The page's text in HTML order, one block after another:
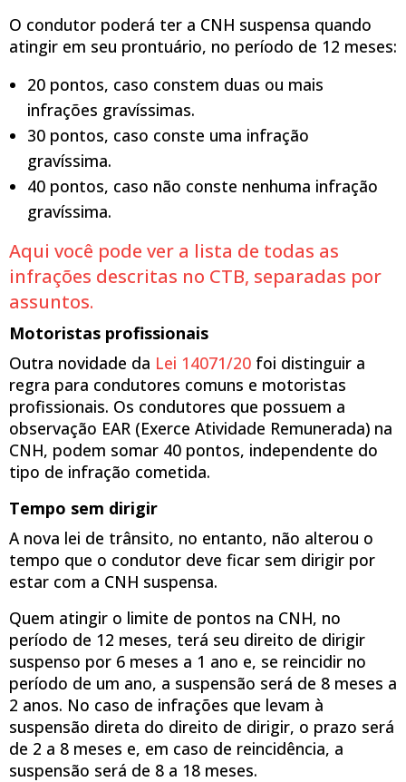
O condutor poderá ter a CNH suspensa quando
atingir em seu prontuário, no período de 12 meses:
20 pontos, caso constem duas ou mais
infrações gravíssimas.
30 pontos, caso conste uma infração
gravíssima.
40 pontos, caso não conste nenhuma infração
gravíssima.
Aqui você pode ver a lista de todas as
infrações descritas no CTB, separadas por
assuntos.
Motoristas profissionais
Outra novidade da Lei 14071/20 foi distinguir a
regra para condutores comuns e motoristas
profissionais. Os condutores que possuem a
observação EAR (Exerce Atividade Remunerada) na
CNH, podem somar 40 pontos, independente do
tipo de infração cometida.
Tempo sem dirigir
A nova lei de trânsito, no entanto, não alterou o
tempo que o condutor deve ficar sem dirigir por
estar com a CNH suspensa.
Quem atingir o limite de pontos na CNH, no
período de 12 meses, terá seu direito de dirigir
suspenso por 6 meses a 1 ano e, se reincidir no
período de um ano, a suspensão será de 8 meses a
2 anos. No caso de infrações que levam à
suspensão direta do direito de dirigir, o prazo será
de 2 a 8 meses e, em caso de reincidência, a
suspensão será de 8 a 18 meses.